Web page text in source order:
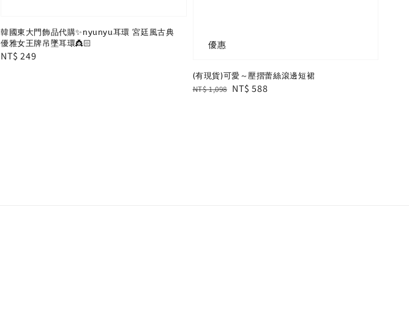
韓國東大門飾品代購✨nyunyu耳環 宮廷風古典
優雅女王牌吊墜耳環👸🏻
Regular
NT$ 249
優惠
(有現貨)可愛～壓摺蕾絲滾邊短裙
Regular
NT$ 1,098 Sale
NT$ 588